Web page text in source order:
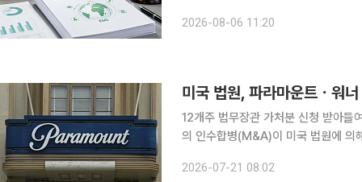
달 기준을 마련하고 기업용 지붕형
2026-08-06 11:20
미국 법원, 파라마운트ㆍ워
12개주 법무장관 가처분 신청 받아들
의 인수합병(M&A)이 미국 법원에 의해 일시 중단됐다. 20일(현지
번 명령은 두 회사의 거래를 막아달라
2026-07-21 08:02